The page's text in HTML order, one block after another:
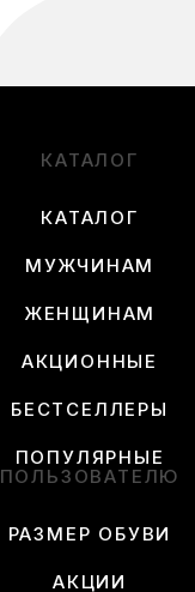
КАТАЛОГ
КАТАЛОГ
МУЖЧИНАМ
ЖЕНЩИНАМ
АКЦИОННЫЕ
БЕСТСЕЛЛЕРЫ
ПОПУЛЯРНЫЕ
ПОЛЬЗОВАТЕЛЮ
РАЗМЕР ОБУВИ
АКЦИИ